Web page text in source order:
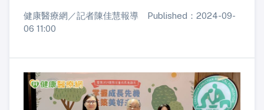
健康醫療網／記者陳佳慧報導 Published：2024-09-
06 11:00